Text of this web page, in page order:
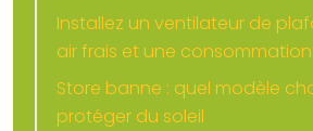
Installez un ventilateur de
air frais et une
Store banne : quel modèle
protéger du soleil